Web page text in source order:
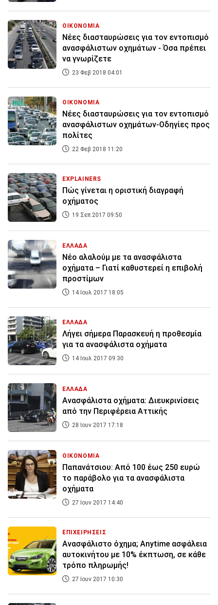
ΟΙΚΟΝΟΜΙΑ
Νέες διασταυρώσεις για τον εντοπισμό
ανασφάλιστων οχημάτων - Όσα πρέπει
να γνωρίζετε
23 Φεβ 2018 04:01
ΟΙΚΟΝΟΜΙΑ
Νέες διασταυρώσεις για τον εντοπισμό
ανασφάλιστων οχημάτων-Οδηγίες προς
πολίτες
22 Φεβ 2018 11:20
EXPLAINERS
Πώς γίνεται η οριστική διαγραφή
οχήματος
19 Σεπ 2017 09:50
ΕΛΛΑΔΑ
Νέο αλαλούμ με τα ανασφάλιστα
οχήματα – Γιατί καθυστερεί η επιβολή
προστίμων
14 Ιουλ 2017 18:05
ΕΛΛΑΔΑ
Λήγει σήμερα Παρασκευή η προθεσμία
για τα ανασφάλιστα οχήματα
14 Ιουλ 2017 09:30
ΕΛΛΑΔΑ
Ανασφάλιστα οχήματα: Διευκρινίσεις
από την Περιφέρεια Αττικής
28 Ιουν 2017 17:18
ΟΙΚΟΝΟΜΙΑ
Παπανάτσιου: Από 100 έως 250 ευρώ
το παράβολο για τα ανασφάλιστα
οχήματα
27 Ιουν 2017 14:40
ΕΠΙΧΕΙΡΗΣΕΙΣ
Ανασφάλιστο όχημα; Anytime ασφάλεια
αυτοκινήτου με 10% έκπτωση, σε κάθε
τρόπο πληρωμής!
27 Ιουν 2017 10:30